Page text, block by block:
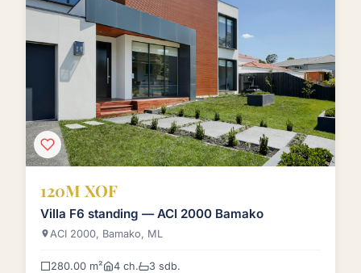
120M XOF
Villa F6 standing — ACI 2000 Bamako
ACI 2000, Bamako, ML
280.00 m² 4 ch. 3 sdb.